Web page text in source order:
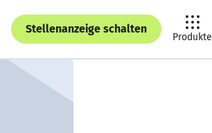
Stellenanzeige schalten
Produkte